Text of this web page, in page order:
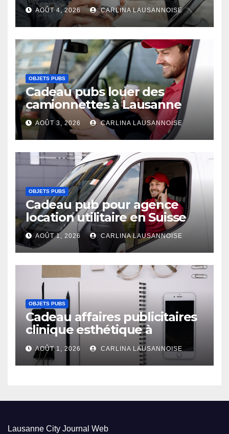
AOÛT 4, 2026 CARLINA LAUSANNOISE
OBJETS PUBS
Cadeau pubs louer des
camionnettes à Lausanne
AOÛT 3, 2026 CARLINA LAUSANNOISE
OBJETS PUBS
Cadeau pub pour agence
location utilitaire en Suisse
AOÛT 1, 2026 CARLINA LAUSANNOISE
OBJETS PUBS
Cadeau affaires publicitaires
clinique esthétique à
Lausanne
AOÛT 1, 2026 CARLINA LAUSANNOISE
Lausanne City Journal Web